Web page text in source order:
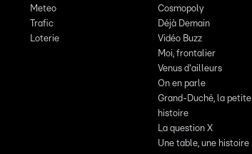
Meteo
Trafic
Loterie
Cosmopoly
Déjà Demain
Vidéo Buzz
Moi, frontalier
Venus d'ailleurs
On en parle
Grand-Duché, la petite
histoire
La question X
Une table, une histoire